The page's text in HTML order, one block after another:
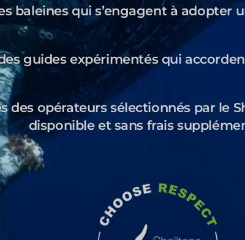
baleines qui s’engagent à adopter
guides expérimentés qui
des opérateurs sélectionnés par le
disponible et sans frais